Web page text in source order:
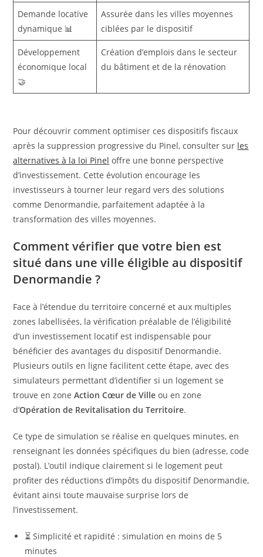
Demande locative
dynamique 📊
Assurée dans les villes moyennes
ciblées par le dispositif
Développement
économique local
🤝
Création d’emplois dans le secteur
du bâtiment et de la rénovation
Pour découvrir comment optimiser ces dispositifs fiscaux
après la suppression progressive du Pinel, consulter sur les
alternatives à la loi Pinel offre une bonne perspective
d’investissement. Cette évolution encourage les
investisseurs à tourner leur regard vers des solutions
comme Denormandie, parfaitement adaptée à la
transformation des villes moyennes.
Comment vérifier que votre bien est
situé dans une ville éligible au dispositif
Denormandie ?
Face à l’étendue du territoire concerné et aux multiples
zones labellisées, la vérification préalable de l’éligibilité
d’un investissement locatif est indispensable pour
bénéficier des avantages du dispositif Denormandie.
Plusieurs outils en ligne facilitent cette étape, avec des
simulateurs permettant d’identifier si un logement se
trouve en zoneAction Cœur de Ville ou en zone
d’Opération de Revitalisation du Territoire.
Ce type de simulation se réalise en quelques minutes, en
renseignant les données spécifiques du bien (adresse, code
postal). L’outil indique clairement si le logement peut
profiter des réductions d’impôts du dispositif Denormandie,
évitant ainsi toute mauvaise surprise lors de
l’investissement.
⏳ Simplicité et rapidité : simulation en moins de 5
minutes